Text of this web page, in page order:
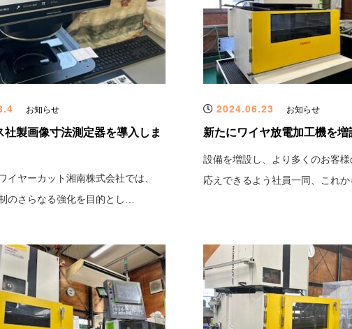
お知らせ
社製画像寸法測定器を導入しま
イヤーカット湘南株式会社では、
のさらなる強化を目的とし…
2024.06.23 お知らせ
新たにワイヤ放電加工機を増
設備を増設し、より多くのお客
応えできるよう社員一同、これか